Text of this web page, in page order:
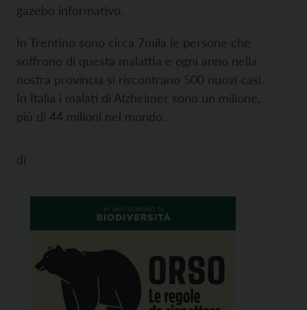
gazebo informativo.
In Trentino sono circa 7mila le persone che
soffrono di questa malattia e ogni anno nella
nostra provincia si riscontrano 500 nuovi casi.
In Italia i malati di Alzheimer sono un milione,
più di 44 milioni nel mondo.
di